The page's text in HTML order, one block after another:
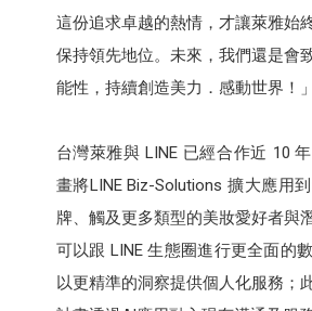
這份追求卓越的熱情，才讓萊雅始
保持領先地位。未來，我們還是會
能性，持續創造美力．感動世界！」
台灣萊雅與 LINE 已經合作近 10
畫將LINE Biz-Solutions 擴大應用
牌、觸及更多類型的美妝愛好者與
可以跟 LINE 生態圈進行更全面的
以更精準的洞察提供個人化服務；